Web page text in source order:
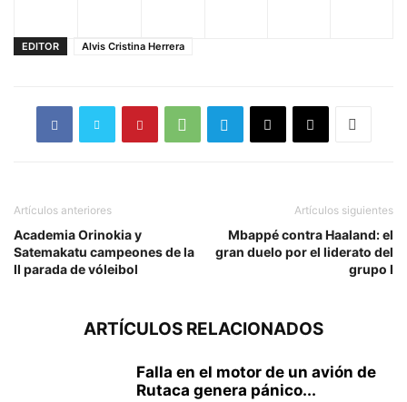
EDITOR Alvis Cristina Herrera
Artículos anteriores
Academia Orinokia y
Satemakatu campeones de la
II parada de vóleibol
Artículos siguientes
Mbappé contra Haaland: el
gran duelo por el liderato del
grupo I
ARTÍCULOS RELACIONADOS
Falla en el motor de un avión de
Rutaca genera pánico...